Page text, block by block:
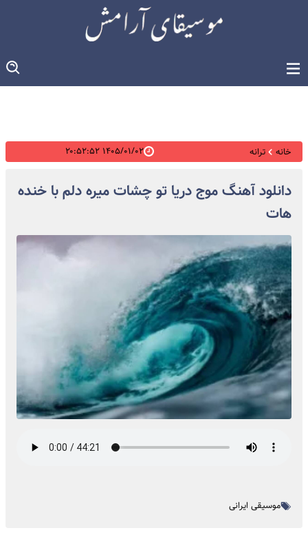
خانه ترانه ۱۴۰۵/۰۱/۰۲ ۲۰:۵۲:۵۲
دانلود آهنگ موج دریا تو چشات میره دلم با خنده
هات
موسیقی ایرانی